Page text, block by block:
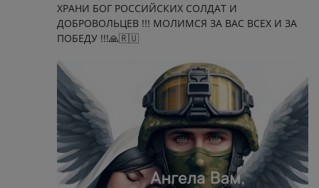
ХРАНИ БОГ РОССИЙСКИХ СОЛДАТ И
ДОБРОВОЛЬЦЕВ !!! МОЛИМСЯ ЗА ВАС ВСЕХ И ЗА
ПОБЕДУ !!!🙏🇷🇺